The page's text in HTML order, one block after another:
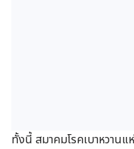
ทั้งนี้ สมาคมโรคเบาหวาน